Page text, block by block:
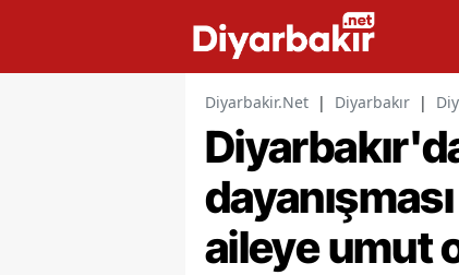
Diyarbakir.Net | Diyarbakır |
aileye umut